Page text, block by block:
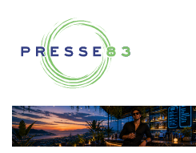
contenu
Presse 83